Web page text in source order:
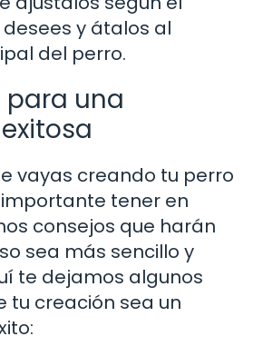
y átalos al
del perro.
para una
vayas creando tu perro
tener en
consejos que harán
sea más sencillo y
te dejamos algunos
tu creación sea un